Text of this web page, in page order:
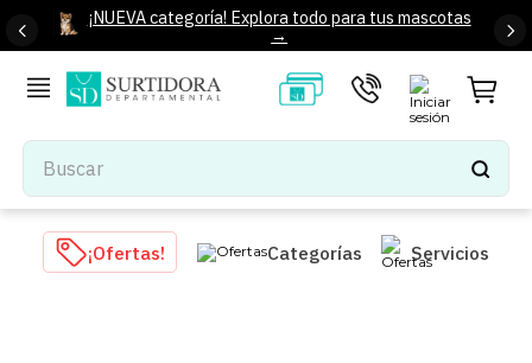
¡NUEVA categoría! Explora todo para tus mascotas
→
Buscar
TÉRMINOS MÁS BUSCADOS
1.
tenis mujer
¡Ofertas! Categorías Servicios